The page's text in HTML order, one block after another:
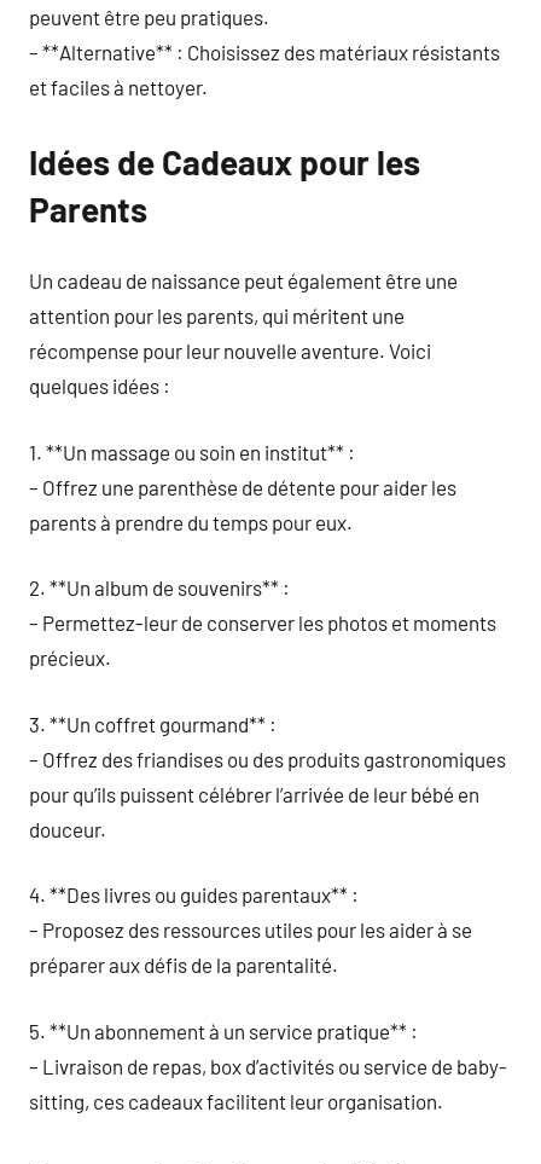
peuvent être peu pratiques.
– **Alternative** : Choisissez des matériaux résistants
et faciles à nettoyer.
Idées de Cadeaux pour les
Parents
Un cadeau de naissance peut également être une
attention pour les parents, qui méritent une
récompense pour leur nouvelle aventure. Voici
quelques idées :
1. **Un massage ou soin en institut** :
– Offrez une parenthèse de détente pour aider les
parents à prendre du temps pour eux.
2. **Un album de souvenirs** :
– Permettez-leur de conserver les photos et moments
précieux.
3. **Un coffret gourmand** :
– Offrez des friandises ou des produits gastronomiques
pour qu’ils puissent célébrer l’arrivée de leur bébé en
douceur.
4. **Des livres ou guides parentaux** :
– Proposez des ressources utiles pour les aider à se
préparer aux défis de la parentalité.
5. **Un abonnement à un service pratique** :
– Livraison de repas, box d’activités ou service de baby-
sitting, ces cadeaux facilitent leur organisation.